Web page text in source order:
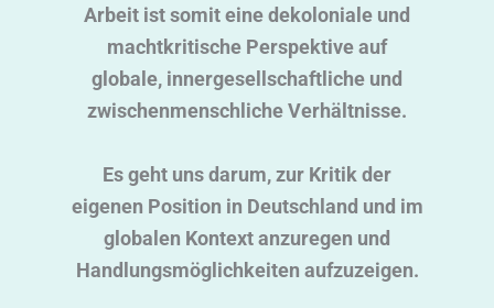
Arbeit ist somit eine dekoloniale und
machtkritische Perspektive auf
globale, innergesellschaftliche und
zwischenmenschliche Verhältnisse.
Es geht uns darum, zur Kritik der
eigenen Position in Deutschland und im
globalen Kontext anzuregen und
Handlungsmöglichkeiten aufzuzeigen.